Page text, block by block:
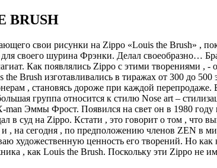
BRUSH
свои рисунки на Zippo «Louis the Brush» ,
своего шурина Фрэнки. Делал своеобразно…
Как появлялись Zippo с этими творениями , -
the Brush изготавливались в тиражах от 300 до
, становясь дороже при каждой
группа относится к стилю Nose art –
man Эммы Фрост. Появился на свет он в 1980
в суд на Zippo. Кстати , это говорит о том ,
, на сегодня , по предположению членов ZEN в
художественную ценность его творений. Но
, как Louis the Brush. Поскольку эти Zippo не